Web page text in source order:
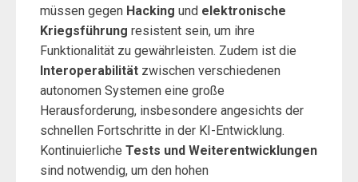
müssen gegen Hacking und elektronische
Kriegsführung resistent sein, um ihre
Funktionalität zu gewährleisten. Zudem ist die
Interoperabilität zwischen verschiedenen
autonomen Systemen eine große
Herausforderung, insbesondere angesichts der
schnellen Fortschritte in der KI-Entwicklung.
Kontinuierliche Tests und Weiterentwicklungen
sind notwendig, um den hohen